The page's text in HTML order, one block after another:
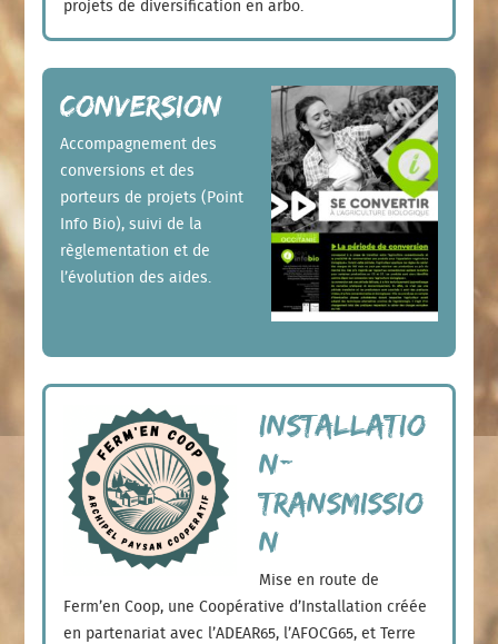
projets de diversification en arbo.
Conversion
Accompagnement des
conversions et des
porteurs de projets (Point
Info Bio), suivi de la
règlementation et de
l’évolution des aides.
Installatio
n-
transmissio
n
Mise en route de
Ferm’en Coop, une Coopérative d’Installation créée
en partenariat avec l’ADEAR65, l’AFOCG65, et Terre